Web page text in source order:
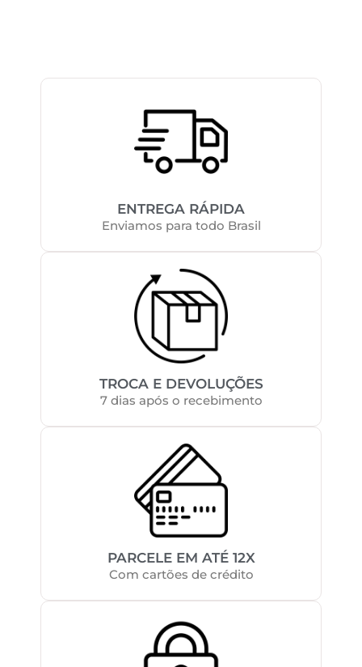
ENTREGA RÁPIDA
Enviamos para todo Brasil
TROCA E DEVOLUÇÕES
7 dias após o recebimento
PARCELE EM ATÉ 12X
Com cartões de crédito